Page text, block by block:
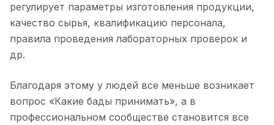
регулирует параметры изготовления продукции,
качество сырья, квалификацию персонала,
правила проведения лабораторных проверок и
др.
Благодаря этому у людей все меньше возникает
вопрос «Какие бады принимать», а в
профессиональном сообществе становится все